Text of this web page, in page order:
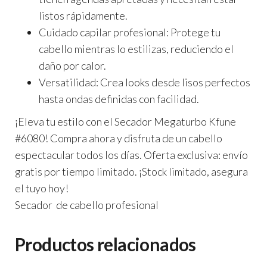
listos rápidamente.
Cuidado capilar profesional: Protege tu
cabello mientras lo estilizas, reduciendo el
daño por calor.
Versatilidad: Crea looks desde lisos perfectos
hasta ondas definidas con facilidad.
¡Eleva tu estilo con el Secador Megaturbo Kfune
#6080! Compra ahora y disfruta de un cabello
espectacular todos los días. Oferta exclusiva: envío
gratis por tiempo limitado. ¡Stock limitado, asegura
el tuyo hoy!
Secador de cabello profesional
Productos relacionados